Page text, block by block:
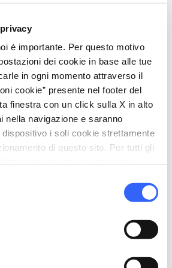
è importante. Per questo motivo
dei cookie in base alle tue
in ogni momento attraverso il
cookie” presente nel footer del
finestra con un click sulla X in alto
nella navigazione e saranno
i soli cookie strettamente
di questo sito. Per tutti gli